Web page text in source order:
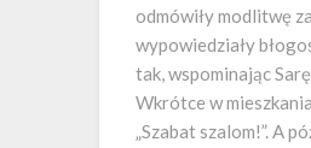
odmówiły modlitwę
wypowiedziały
tak, wspominając
Wkrótce w
„Szabat szalom!”. A